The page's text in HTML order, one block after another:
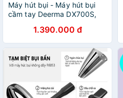
Máy hút bụi - Máy hút bụi
cầm tay Deerma DX700S,
1.390.000 đ